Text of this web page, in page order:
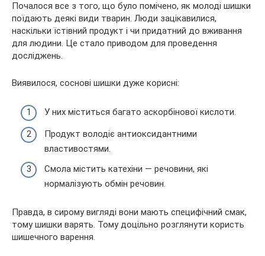
Почалося все з того, що було помічено, як молоді шишки
поїдають деякі види тварин. Люди зацікавилися,
наскільки їстівний продукт і чи придатний до вживання
для людини. Це стало приводом для проведення
досліджень.
Виявилося, соснові шишки дуже корисні:
У них міститься багато аскорбінової кислоти.
Продукт володіє антиоксидантними
властивостями.
Смола містить катехіни — речовини, які
нормалізують обмін речовин.
Правда, в сирому вигляді вони мають специфічний смак,
тому шишки варять. Тому доцільно розглянути користь
шишечного варення.